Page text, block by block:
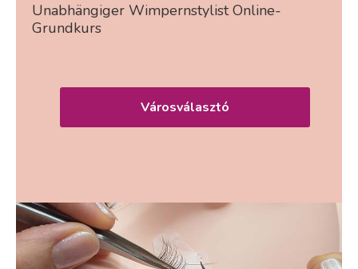
Unabhängiger Wimpernstylist Online-
Grundkurs
Városválasztó